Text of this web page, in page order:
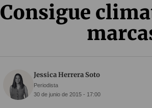
Consigue
Jessica Herrera Soto
Periodista
30 de junio de 2015 - 17:00